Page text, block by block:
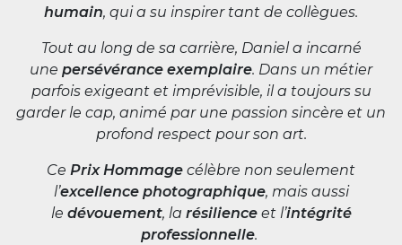
humain, qui a su inspirer tant de collègues.
Tout au long de sa carrière, Daniel a incarné
une persévérance exemplaire. Dans un métier
parfois exigeant et imprévisible, il a toujours su
garder le cap, animé par une passion sincère et un
profond respect pour son art.
Ce Prix Hommage célèbre non seulement
l’excellence photographique, mais aussi
le dévouement, la résilienceet l’intégrité
professionnelle.